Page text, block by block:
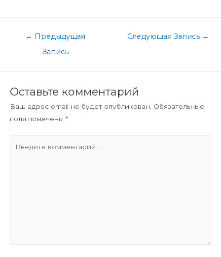
← Предыдущая
Запись
Следующая Запись →
Оставьте комментарий
Ваш адрес email не будет опубликован. Обязательные
поля помечены *